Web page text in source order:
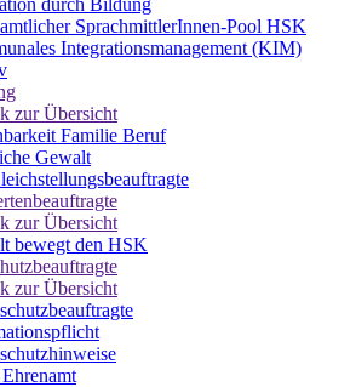
SprachmittlerInnen-Pool HSK
Integrationsmanagement (KIM)
zur Übersicht
Familie Beruf
Gewalt
zur Übersicht
bewegt den HSK
zur Übersicht